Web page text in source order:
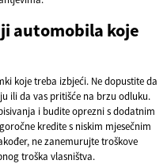
automobila koje
koje treba izbjeći. Ne dopustite da
ili da vas pritišće na brzu odluku.
i budite oprezni s dodatnim
kredite s niskim mjesečnim
ne zanemurujte troškove
troška vlasništva.